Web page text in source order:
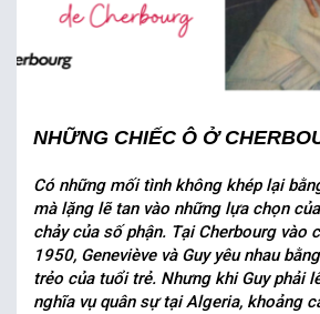
NHỮNG CHIẾC Ô Ở
Có những mối tình không khép lại
mà lặng lẽ tan vào những lựa chọn
chảy của số phận. Tại Cherbourg vào
1950, Geneviève và Guy yêu nhau
trẻo của tuổi trẻ. Nhưng khi Guy phải
nghĩa vụ quân sự tại Algeria, khoảng